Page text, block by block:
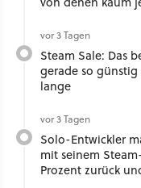
vor 3 Tagen
Steam Sale: Das
gerade so
lange
vor 3 Tagen
Solo-Entwickler
mit seinem
Prozent zurück